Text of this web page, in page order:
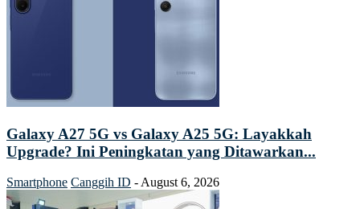
Galaxy A27 5G vs Galaxy A25 5G: Layakkah
Upgrade? Ini Peningkatan yang Ditawarkan...
Smartphone Canggih ID -August 6, 2026